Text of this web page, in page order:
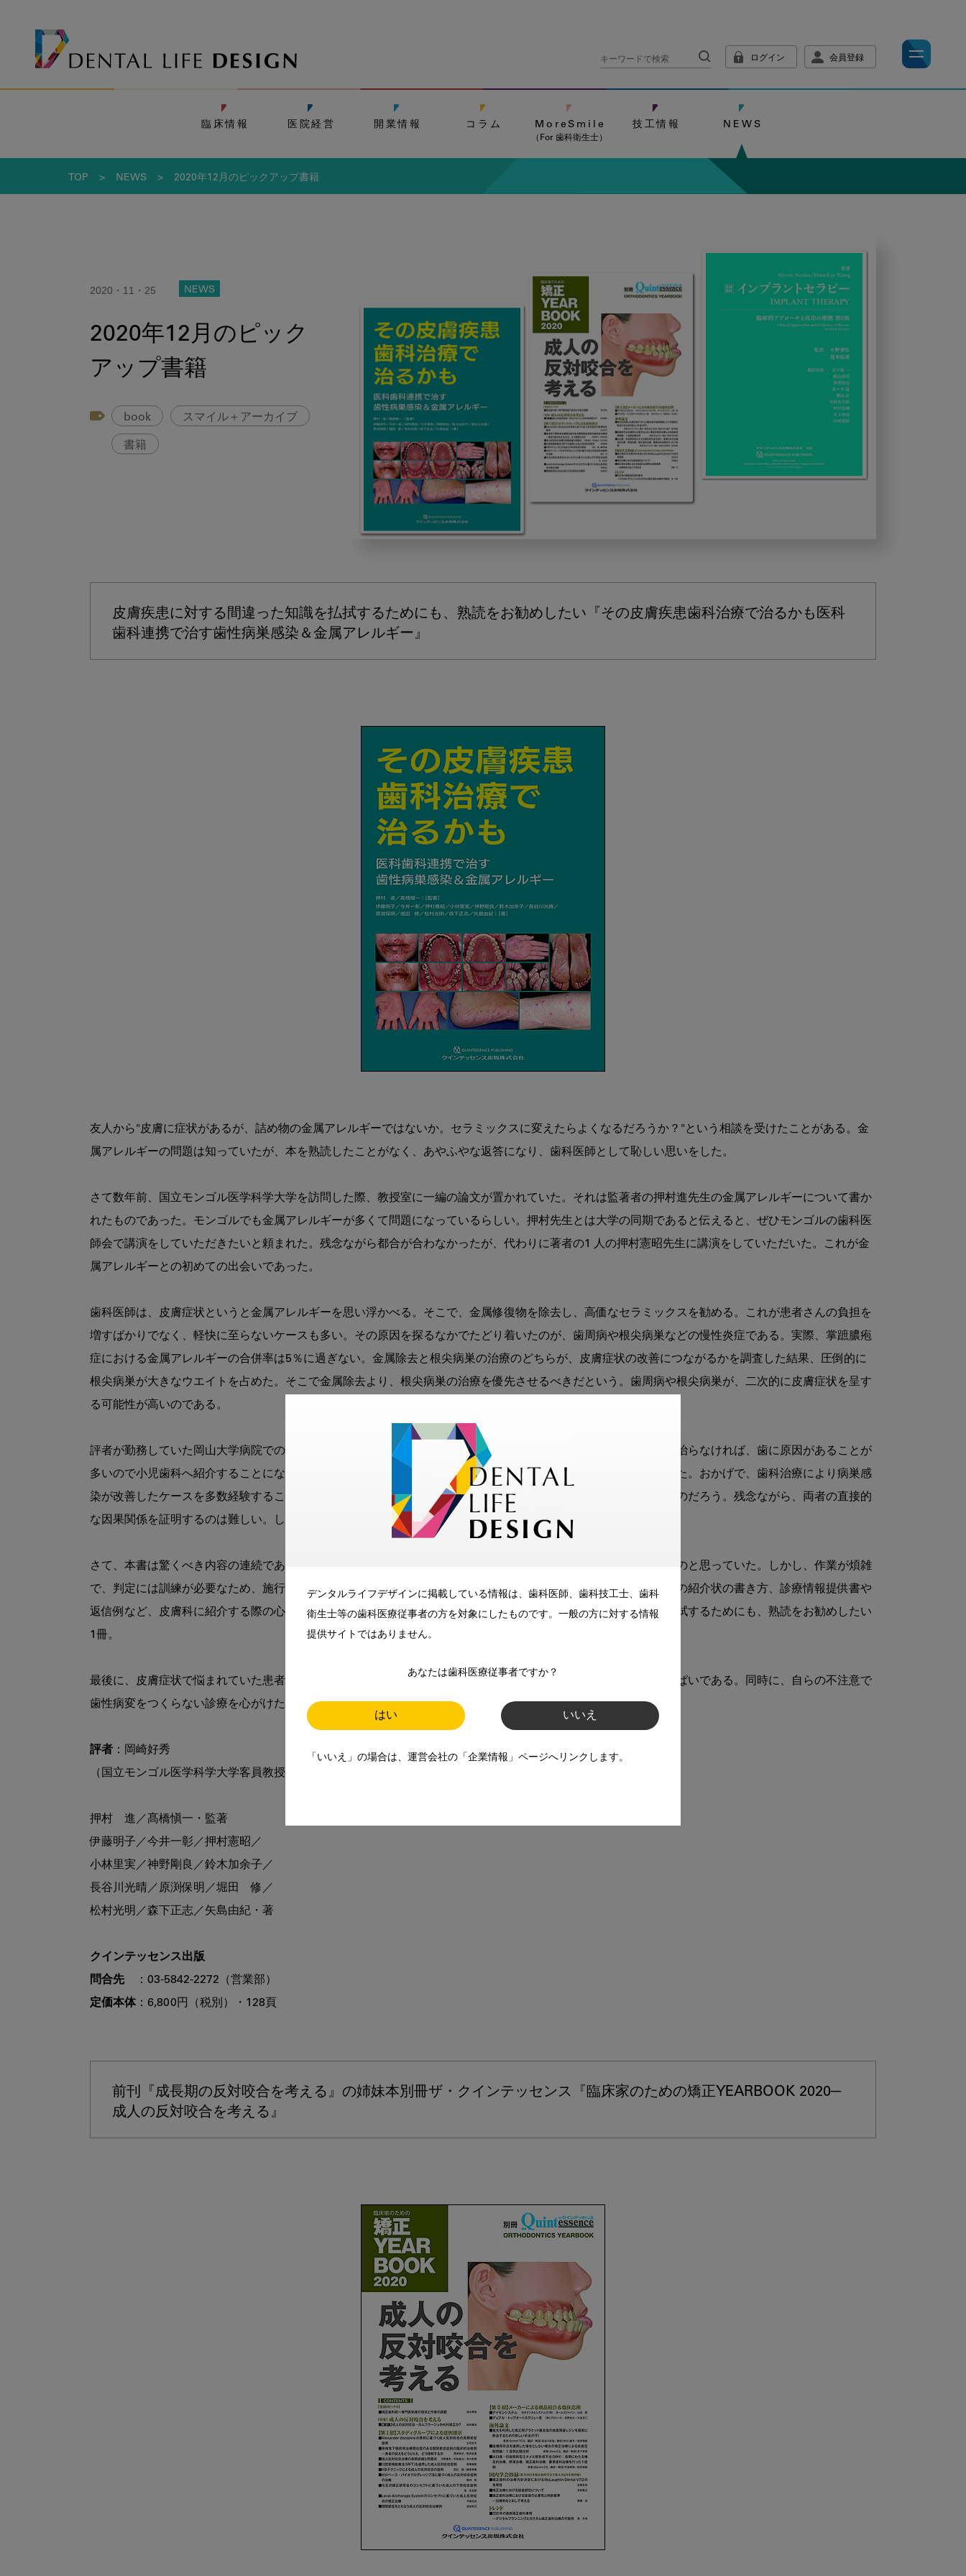
デンタルライフデザインに掲載している情報は、歯科医師、歯科技工士、歯科
衛生士等の歯科医療従事者の方を対象にしたものです。一般の方に対する情報
提供サイトではありません。
あなたは歯科医療従事者ですか？
はい いいえ
「いいえ」の場合は、運営会社の「企業情報」ページへリンクします。
ログイン 会員登録
臨床情報 医院経営 開業情報 コラム MoreSmile
（For 歯科衛生士）
技工情報 NEWS
TOP > NEWS > 2020年12月のピックアップ書籍
2020・11・25 NEWS
2020年12月のピック
アップ書籍
book スマイル＋アーカイブ
書籍
の
ピ
ッ
ク
皮膚疾患に対する間違った知識を払拭するためにも、熟読をお勧めしたい『その皮膚疾患歯科治療で治るかも医科
歯科連携で治す歯性病巣感染＆金属アレルギー』
友人から"皮膚に症状があるが、詰め物の金属アレルギーではないか。セラミックスに変えたらよくなるだろうか？"という相談を受けたことがある。金
属アレルギーの問題は知っていたが、本を熟読したことがなく、あやふやな返答になり、歯科医師として恥しい思いをした。
さて数年前、国立モンゴル医学科学大学を訪問した際、教授室に一編の論文が置かれていた。それは監著者の押村進先生の金属アレルギーについて書か
れたものであった。モンゴルでも金属アレルギーが多くて問題になっているらしい。押村先生とは大学の同期であると伝えると、ぜひモンゴルの歯科医
師会で講演をしていただきたいと頼まれた。残念ながら都合が合わなかったが、代わりに著者の1 人の押村憲昭先生に講演をしていただいた。これが金
属アレルギーとの初めての出会いであった。
歯科医師は、皮膚症状というと金属アレルギーを思い浮かべる。そこで、金属修復物を除去し、高価なセラミックスを勧める。これが患者さんの負担を
増すばかりでなく、軽快に至らないケースも多い。その原因を探るなかでたどり着いたのが、歯周病や根尖病巣などの慢性炎症である。実際、掌蹠膿疱
症における金属アレルギーの合併率は5％に過ぎない。金属除去と根尖病巣の治療のどちらが、皮膚症状の改善につながるかを調査した結果、圧倒的に
根尖病巣が大きなウエイトを占めた。そこで金属除去より、根尖病巣の治療を優先させるべきだという。歯周病や根尖病巣が、二次的に皮膚症状を呈す
る可能性が高いのである。
評者が勤務していた岡山大学病院での話。小児科では、原因不明の疾患が多い。そこで、さまざまな治療を試みて治らなければ、歯に原因があることが
多いので小児歯科へ紹介することになっていた。実際、多数歯の乳歯う蝕の根管治療や抜歯を行うと症状は軽快した。おかげで、歯科治療により病巣感
染が改善したケースを多数経験することができた。小児科での治療後なので、歯が原病巣である可能性も高かったのだろう。残念ながら、両者の直接的
な因果関係を証明するのは難しい。しかし、歯性病巣感染を見逃しているケースは多数あるように思ってきた。
さて、本書は驚くべき内容の連続であった。たとえば、皮膚科に依頼すれば、パッチテストで簡単に診断できるものと思っていた。しかし、作業が煩雑
で、判定には訓練が必要なため、施行していない医院が多いのである。また、患者さんへの説明資料、皮膚科医への紹介状の書き方、診療情報提供書や
返信例など、皮膚科に紹介する際の心得についても書かれている。歯科医師の皮膚疾患に対する間違った知識を払拭するためにも、熟読をお勧めしたい
1冊。
最後に、皮膚症状で悩まれていた患者さんの、歯性病変を見逃していた可能性を考えると、申し訳ない思いでいっぱいである。同時に、自らの不注意で
歯性病変をつくらない診療を心がけたい。
評者 ：岡崎好秀
（国立モンゴル医学科学大学客員教授）
押村　進／髙橋愼一・監著
伊藤明子／今井一彰／押村憲昭／
小林里実／神野剛良／鈴木加余子／
長谷川光晴／原渕保明／堀田　修／
松村光明／森下正志／矢島由紀・著
クインテッセンス出版
問合先
定価本体：6,800円（税別）・128頁
前刊『成長期の反対咬合を考える』の姉妹本別冊ザ・クインテッセンス『臨床家のための矯正YEARBOOK 2020─
成人の反対咬合を考える』